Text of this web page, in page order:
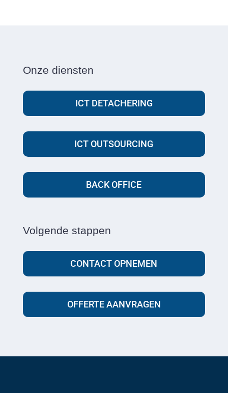
Onze diensten
ICT DETACHERING
ICT OUTSOURCING
BACK OFFICE
Volgende stappen
CONTACT OPNEMEN
OFFERTE AANVRAGEN